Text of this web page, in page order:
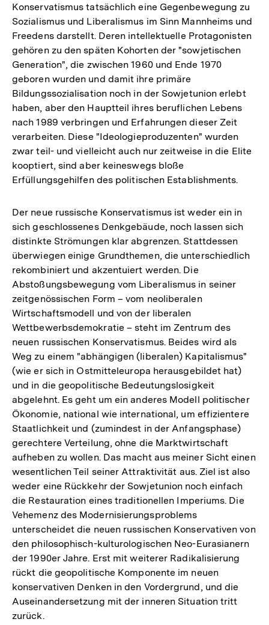
Konservatismus tatsächlich eine Gegenbewegung zu
Sozialismus und Liberalismus im Sinn Mannheims und
Freedens darstellt. Deren intellektuelle Protagonisten
gehören zu den späten Kohorten der "sowjetischen
Generation", die zwischen 1960 und Ende 1970
geboren wurden und damit ihre primäre
Bildungssozialisation noch in der Sowjetunion erlebt
haben, aber den Hauptteil ihres beruflichen Lebens
nach 1989 verbringen und Erfahrungen dieser Zeit
verarbeiten. Diese "Ideologieproduzenten" wurden
zwar teil- und vielleicht auch nur zeitweise in die Elite
kooptiert, sind aber keineswegs bloße
Erfüllungsgehilfen des politischen Establishments.
Der neue russische Konservatismus ist weder ein in
sich geschlossenes Denkgebäude, noch lassen sich
distinkte Strömungen klar abgrenzen. Stattdessen
überwiegen einige Grundthemen, die unterschiedlich
rekombiniert und akzentuiert werden. Die
Abstoßungsbewegung vom Liberalismus in seiner
zeitgenössischen Form – vom neoliberalen
Wirtschaftsmodell und von der liberalen
Wettbewerbsdemokratie – steht im Zentrum des
neuen russischen Konservatismus. Beides wird als
Weg zu einem "abhängigen (liberalen) Kapitalismus"
(wie er sich in Ostmitteleuropa herausgebildet hat)
und in die geopolitische Bedeutungslosigkeit
abgelehnt. Es geht um ein anderes Modell politischer
Ökonomie, national wie international, um effizientere
Staatlichkeit und (zumindest in der Anfangsphase)
gerechtere Verteilung, ohne die Marktwirtschaft
aufheben zu wollen. Das macht aus meiner Sicht einen
wesentlichen Teil seiner Attraktivität aus. Ziel ist also
weder eine Rückkehr der Sowjetunion noch einfach
die Restauration eines traditionellen Imperiums. Die
Vehemenz des Modernisierungsproblems
unterscheidet die neuen russischen Konservativen von
den philosophisch-kulturologischen Neo-Eurasianern
der 1990er Jahre. Erst mit weiterer Radikalisierung
rückt die geopolitische Komponente im neuen
konservativen Denken in den Vordergrund, und die
Auseinandersetzung mit der inneren Situation tritt
zurück.